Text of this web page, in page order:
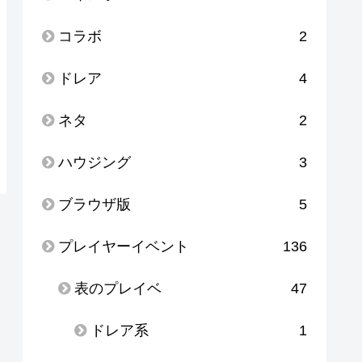
コラボ 2
ドレア 4
ネタ 2
ハウジング 3
ブラウザ版 5
プレイヤーイベント 136
表のプレイベ 47
ドレア系 1